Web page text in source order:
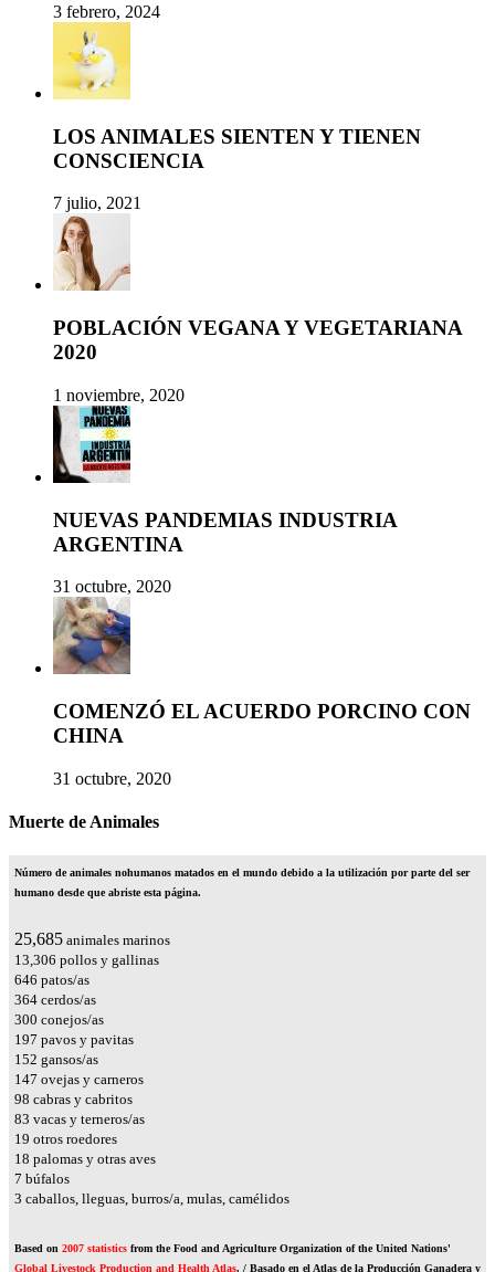
3 febrero, 2024
LOS ANIMALES SIENTEN Y TIENEN
CONSCIENCIA
7 julio, 2021
POBLACIÓN VEGANA Y VEGETARIANA
2020
1 noviembre, 2020
NUEVAS PANDEMIAS INDUSTRIA
ARGENTINA
31 octubre, 2020
COMENZÓ EL ACUERDO PORCINO CON
CHINA
31 octubre, 2020
Muerte de Animales
Número de animales nohumanos matados en el mundo debido a la utilización por parte del ser
humano desde que abriste esta página.
29,252 animales marinos
15,154 pollos y gallinas
735 patos/as
415 cerdos/as
342 conejos/as
225 pavos y pavitas
173 gansos/as
167 ovejas y carneros
112cabras y cabritos
95 vacas y terneros/as
21 otros roedores
20 palomas y otras aves
7 búfalos
3 caballos, lleguas, burros/a, mulas, camélidos
Based on 2007 statistics from the Food and Agriculture Organization of the United Nations'
Global Livestock Production and Health Atlas. / Basado en el Atlas de la Producción Ganadera y